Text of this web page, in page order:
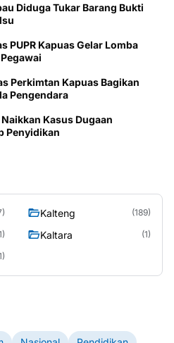
Diduga Tukar Barang Bukti
PUPR Kapuas Gelar Lomba
Perkimtan Kapuas Bagikan
Pengendara
Kasus Dugaan
Penyidikan
Kalteng (189)
Kaltara (1)